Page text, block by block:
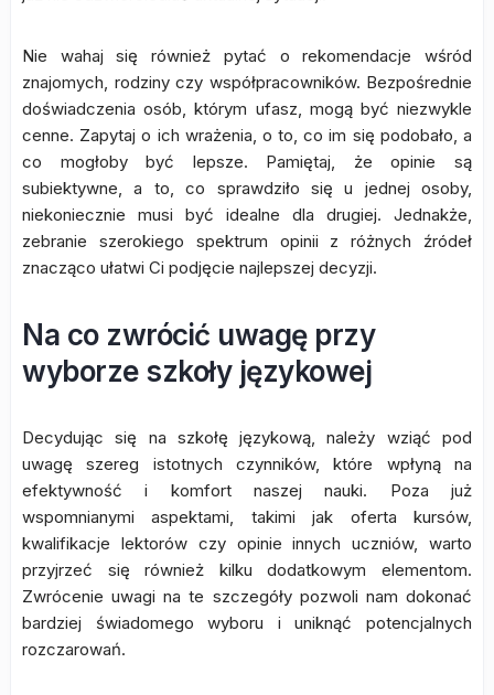
Nie wahaj się również pytać o rekomendacje wśród
znajomych, rodziny czy współpracowników. Bezpośrednie
doświadczenia osób, którym ufasz, mogą być niezwykle
cenne. Zapytaj o ich wrażenia, o to, co im się podobało, a
co mogłoby być lepsze. Pamiętaj, że opinie są
subiektywne, a to, co sprawdziło się u jednej osoby,
niekoniecznie musi być idealne dla drugiej. Jednakże,
zebranie szerokiego spektrum opinii z różnych źródeł
znacząco ułatwi Ci podjęcie najlepszej decyzji.
Na co zwrócić uwagę przy
wyborze szkoły językowej
Decydując się na szkołę językową, należy wziąć pod
uwagę szereg istotnych czynników, które wpłyną na
efektywność i komfort naszej nauki. Poza już
wspomnianymi aspektami, takimi jak oferta kursów,
kwalifikacje lektorów czy opinie innych uczniów, warto
przyjrzeć się również kilku dodatkowym elementom.
Zwrócenie uwagi na te szczegóły pozwoli nam dokonać
bardziej świadomego wyboru i uniknąć potencjalnych
rozczarowań.